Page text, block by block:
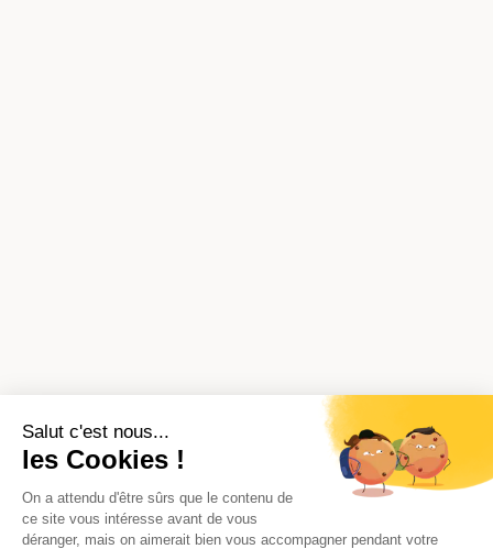
Salut c'est nous...
les Cookies !
On a attendu d'être sûrs que le contenu de
ce site vous intéresse avant de vous
déranger, mais on aimerait bien vous accompagner pendant votre